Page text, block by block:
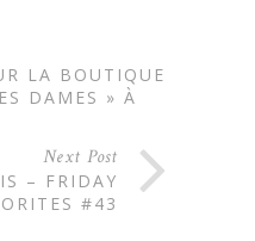
LA BOUTIQUE
DAMES » À
Next Post
– FRIDAY
#43